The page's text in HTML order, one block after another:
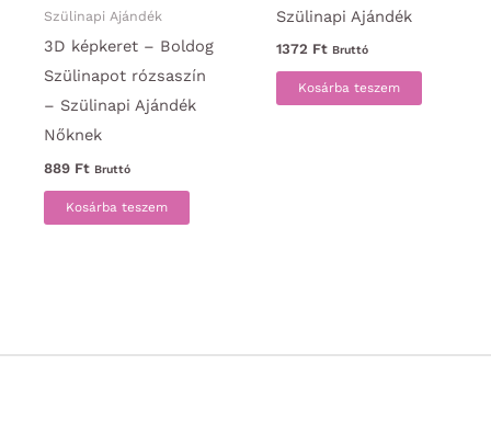
Szülinapi Ajándék
3D képkeret – Boldog
Szülinapot rózsaszín
– Szülinapi Ajándék
Nőknek
889 Ft Bruttó
Kosárba teszem
Szülinapi Ajándék
1372 Ft Bruttó
Kosárba teszem